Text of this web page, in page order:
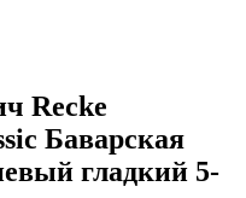
Recke
Баварская
гладкий 5-